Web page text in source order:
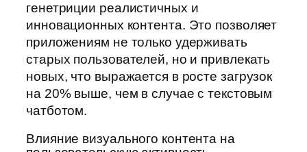
генетриции реалистичных и
инновационных контента. Это позволяет
приложениям не только удерживать
старых пользователей, но и привлекать
новых, что выражается в росте загрузок
на 20% выше, чем в случае с текстовым
чатботом.
Влияние визуального контента на